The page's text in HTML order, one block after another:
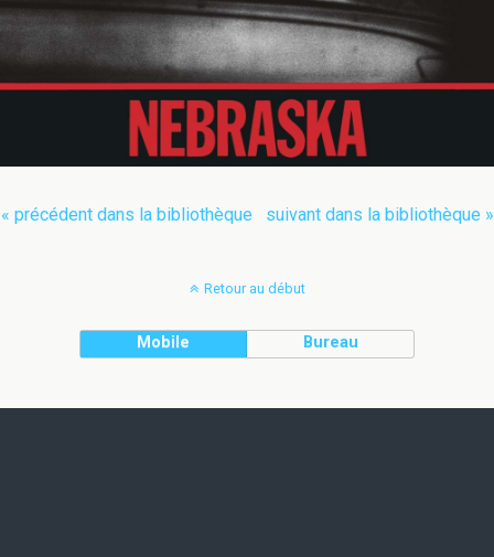
« précédent dans la bibliothèque suivant dans la bibliothèque »
Retour au début
Mobile Bureau